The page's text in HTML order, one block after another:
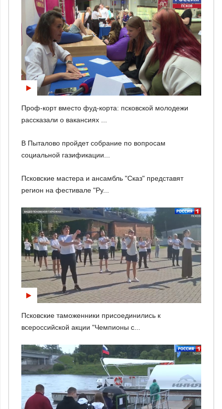
Проф-корт вместо фуд-корта: псковской молодежи
рассказали о вакансиях ...
В Пыталово пройдет собрание по вопросам
социальной газификации...
Псковские мастера и ансамбль "Сказ" представят
регион на фестивале "Ру...
Псковские таможенники присоединились к
всероссийской акции "Чемпионы с...